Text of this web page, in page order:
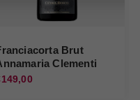
Brut
Clementi
Ca' del Bosco